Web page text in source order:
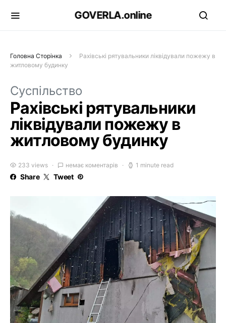
GOVERLA.online
Головна Сторінка
Рахівські рятувальники ліквідували пожежу в
житловому будинку
Суспільство
Рахівські рятувальники
ліквідували пожежу в
житловому будинку
233 views немає коментарів 1 minute read
Share Tweet